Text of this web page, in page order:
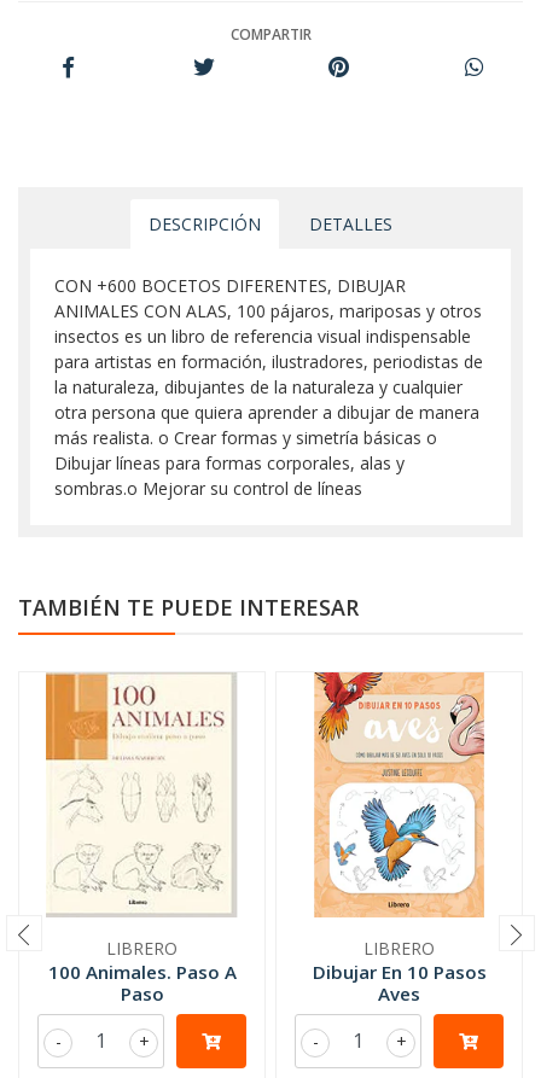
COMPARTIR
DESCRIPCIÓN DETALLES
CON +600 BOCETOS DIFERENTES, DIBUJAR
ANIMALES CON ALAS, 100 pájaros, mariposas y otros
insectos es un libro de referencia visual indispensable
para artistas en formación, ilustradores, periodistas de
la naturaleza, dibujantes de la naturaleza y cualquier
otra persona que quiera aprender a dibujar de manera
más realista. o Crear formas y simetría básicas o
Dibujar líneas para formas corporales, alas y
sombras.o Mejorar su control de líneas
TAMBIÉN TE PUEDE INTERESAR
LIBRERO
100 Animales. Paso A
Paso
+
-
LIBRERO
Dibujar En 10 Pasos
Aves
+
-